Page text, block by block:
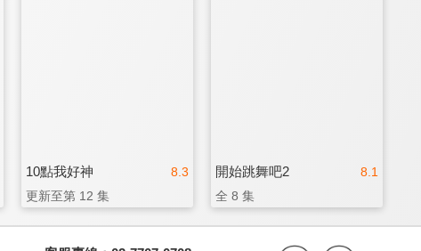
8.3
10點我好神
更新至第 12 集
8.1
開始跳舞吧2
全 8 集